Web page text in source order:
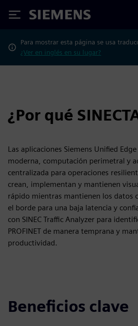
Siemens
Para mostrar esta página se usa
¿Ver en inglés en su lugar?
¿Por qué
Las aplicaciones Siemens Unified
moderna, computación perimetral y
centralizada para operaciones
crean, implementan y mantienen
rápido mientras mantienen los datos
el borde para una baja latencia y
con SINEC Traffic Analyzer para
PROFINET de manera temprana y
productividad.
Beneficios clave